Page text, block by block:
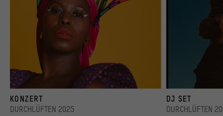
© Tiffany Smith Studio
KONZERT
DURCHLÜFTEN 2025
© Maison C.C.
DJ SET
DURCHLÜFTEN
unserer Webseite interagieren, indem Informationen
über ihr Verhalten anonym gesammelt und
ausgewertet werden.
Datenschutzerklärung